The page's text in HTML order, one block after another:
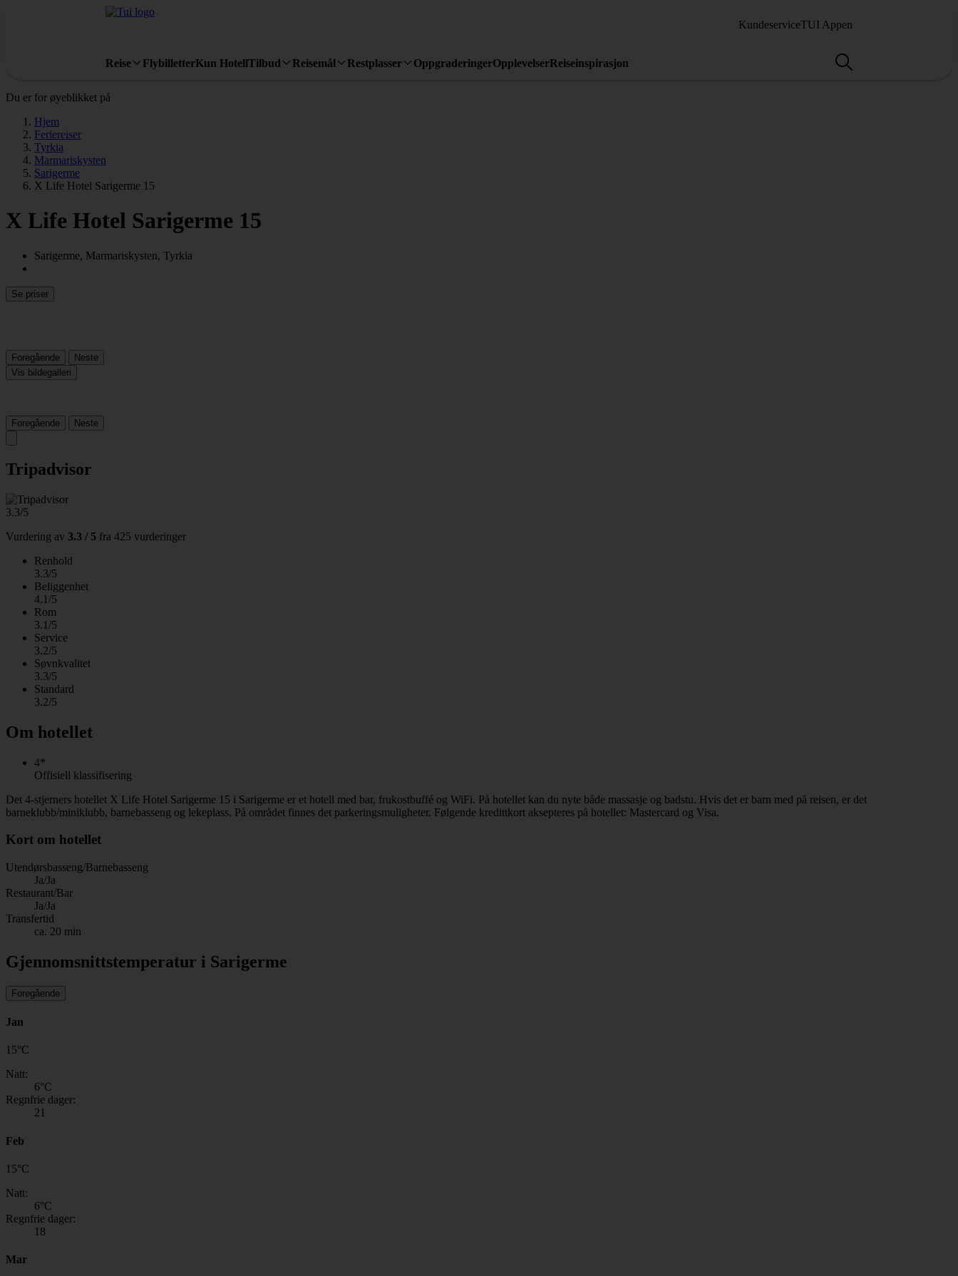
KundeserviceTUI Appen
Reise FlybilletterKun HotellTilbud Reisemål Restplasser OppgraderingerOpplevelserReiseinspirasjon
Du er for øyeblikket på
Hjem
Feriereiser
Tyrkia
Marmariskysten
Sarigerme
X Life Hotel Sarigerme 15
X Life Hotel Sarigerme 15
Sarigerme, Marmariskysten, Tyrkia
Se priser
Foregående
Neste
Vis bildegalleri
Foregående Neste
Tripadvisor
3.3/5
Vurdering av 3.3 / 5 fra 425 vurderinger
Renhold
3.3/5
Beliggenhet
4.1/5
Rom
3.1/5
Service
3.2/5
Søvnkvalitet
3.3/5
Standard
3.2/5
Om hotellet
4*
Offisiell klassifisering
Det 4-stjerners hotellet X Life Hotel Sarigerme 15 i Sarigerme er et hotell med bar, frukostbuffé og WiFi. På hotellet kan du nyte både massasje og badstu. Hvis det er barn med på reisen, er det
barneklubb/miniklubb, barnebasseng og lekeplass. På området finnes det parkeringsmuligheter. Følgende kredittkort aksepteres på hotellet: Mastercard og Visa.
Kort om hotellet
Utendørsbasseng/Barnebasseng
Ja/Ja
Restaurant/Bar
Ja/Ja
Transfertid
ca. 20 min
Gjennomsnittstemperatur i Sarigerme
Foregående
Jan
15°C
Natt:
6°C
Regnfrie dager:
21
Feb
15°C
Natt:
6°C
Regnfrie dager:
18
Mar